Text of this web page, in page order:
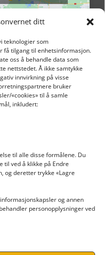
ditt
teknologier som
få tilgang til enhetsinformasjon.
oss å behandle data som
nettstedet. Å ikke samtykke
innvirkning på visse
bruker
«cookies» til å samle
inkludert:
til alle disse formålene. Du
til ved å klikke på Endre
og deretter trykke «Lagre
og annen
personopplysninger ved